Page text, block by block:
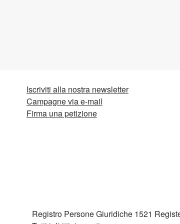
Iscriviti alla nostra newsletter
Campagne via e-mail
Firma una petizione
Registro Persone Giuridiche 1521